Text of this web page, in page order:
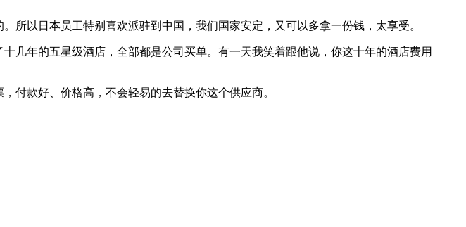
所以日本员工特别喜欢派驻到中国，我们国家安定，又可以多拿一份钱，太享受。
几年的五星级酒店，全部都是公司买单。有一天我笑着跟他说，你这十年的酒店费用
付款好、价格高，不会轻易的去替换你这个供应商。